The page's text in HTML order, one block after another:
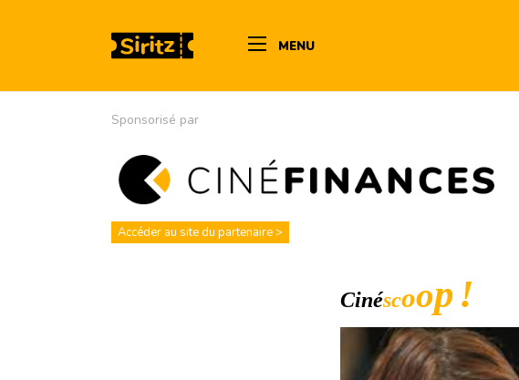
MENU
Sponsorisé par
Accéder au site du partenaire >